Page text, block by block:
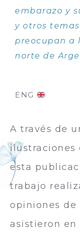
embarazo y
y otros
preocupan a
norte de
ENG
A través de
ilustraciones
esta
trabajo
opiniones de
asistieron en